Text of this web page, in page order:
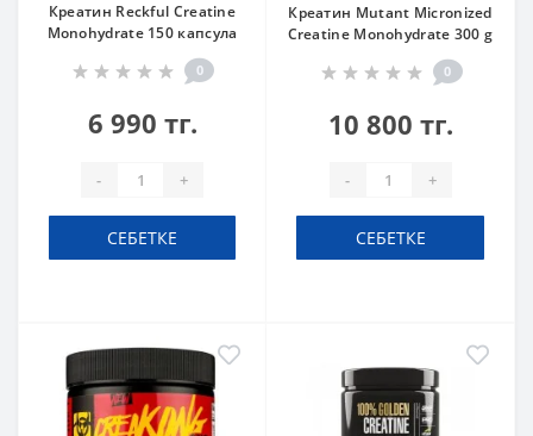
Креатин Reckful Creatine
Monohydrate 150 капсула
0
6 990 тг.
- +
СЕБЕТКЕ
Креатин Mutant Micronized
Creatine Monohydrate 300 g
0
10 800 тг.
- +
СЕБЕТКЕ